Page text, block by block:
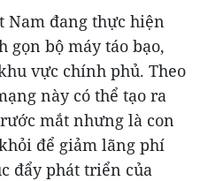
Nam đang thực hiện
gọn bộ máy táo bạo,
vực chính phủ. Theo
này có thể tạo ra
mắt nhưng là con
để giảm lãng phí
đẩy phát triển của